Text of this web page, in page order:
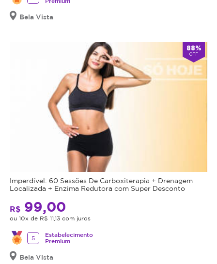
Bela Vista
88%
OFF
Imperdível: 60 Sessões De Carboxiterapia + Drenagem
Localizada + Enzima Redutora com Super Desconto
R$ 99,00
ou 10x de R$ 11,13 com juros
5
Estabelecimento
Premium
Bela Vista